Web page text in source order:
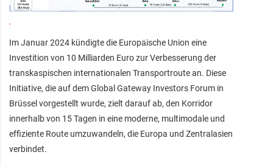
Im Januar 2024 kündigte die Europäische Union eine
Investition von 10 Milliarden Euro zur Verbesserung der
transkaspischen internationalen Transportroute an. Diese
Initiative, die auf dem Global Gateway Investors Forum in
Brüssel vorgestellt wurde, zielt darauf ab, den Korridor
innerhalb von 15 Tagen in eine moderne, multimodale und
effiziente Route umzuwandeln, die Europa und Zentralasien
verbindet.